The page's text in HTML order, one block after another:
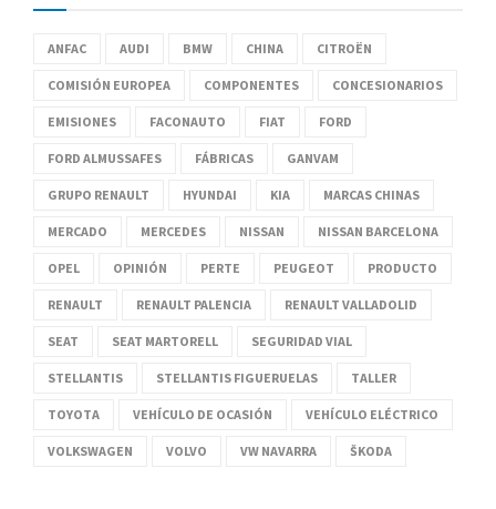
ANFAC AUDI BMW CHINA CITROËN
COMISIÓN EUROPEA COMPONENTES CONCESIONARIOS
EMISIONES FACONAUTO FIAT FORD
FORD ALMUSSAFES FÁBRICAS GANVAM
GRUPO RENAULT HYUNDAI KIA MARCAS CHINAS
MERCADO MERCEDES NISSAN NISSAN BARCELONA
OPEL OPINIÓN PERTE PEUGEOT PRODUCTO
RENAULT RENAULT PALENCIA RENAULT VALLADOLID
SEAT SEAT MARTORELL SEGURIDAD VIAL
STELLANTIS STELLANTIS FIGUERUELAS TALLER
TOYOTA VEHÍCULO DE OCASIÓN VEHÍCULO ELÉCTRICO
VOLKSWAGEN VOLVO VW NAVARRA ŠKODA